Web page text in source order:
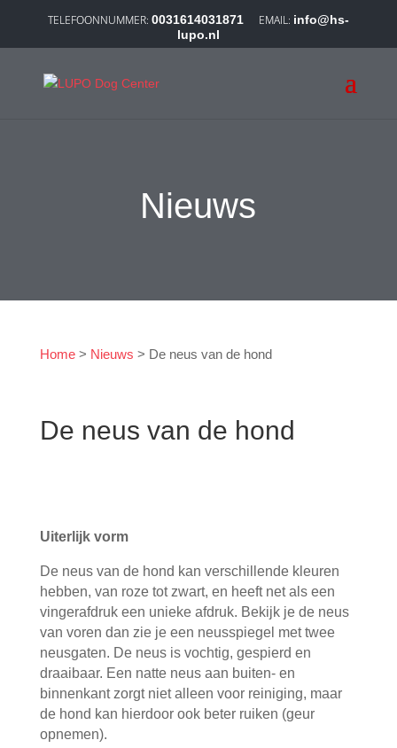
0031614031871
info@hs-
lupo.nl
Nieuws
Home> Nieuws > De neus van de hond
De neus van de hond
Uiterlijk vorm
De neus van de hond kan verschillende kleuren
hebben, van roze tot zwart, en heeft net als een
vingerafdruk een unieke afdruk. Bekijk je de neus
van voren dan zie je een neusspiegel met twee
neusgaten. De neus is vochtig, gespierd en
draaibaar. Een natte neus aan buiten- en
binnenkant zorgt niet alleen voor reiniging, maar
de hond kan hierdoor ook beter ruiken (geur
opnemen).